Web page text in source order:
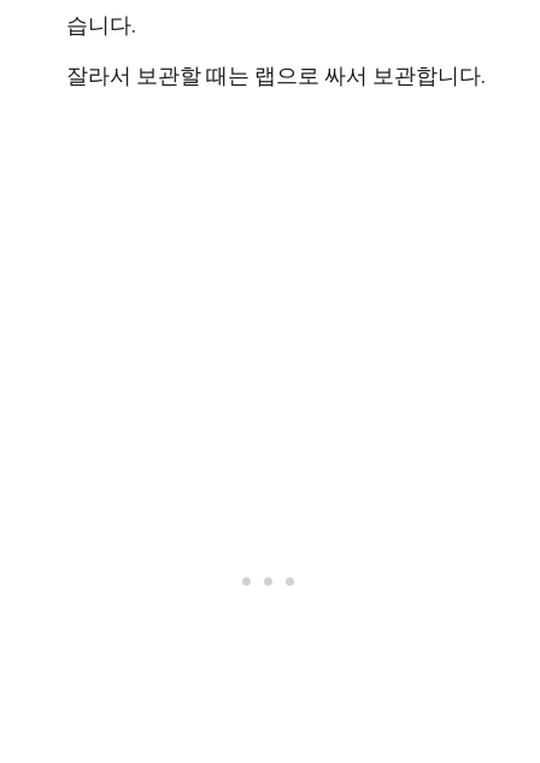
습니다.
잘라서 보관할 때는 랩으로 싸서 보관합니다.